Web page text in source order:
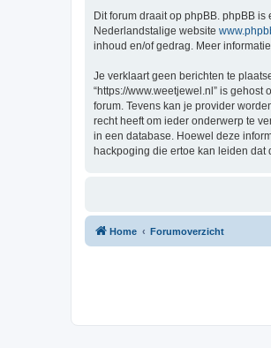
Dit forum draait op phpBB. phpBB
Nederlandstalige website
inhoud en/of gedrag. Meer
Je verklaart geen berichten te
“https://www.weetjewel.nl” is
forum. Tevens kan je provider
recht heeft om ieder onderwerp te
in een database. Hoewel deze
hackpoging die ertoe kan leiden dat
Home Forumoverzicht